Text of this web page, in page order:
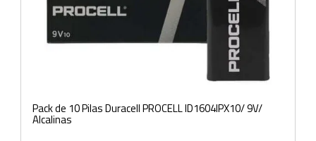
Pack de 10 Pilas Duracell PROCELL ID1604IPX10/ 9V/
Alcalinas